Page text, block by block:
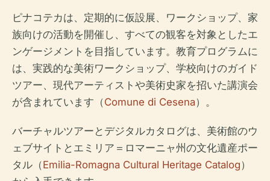
ピナコテカは、定期的に仮設展、ワークショップ、家
族向けの活動を開催し、すべての観客を対象としたエ
ンゲージメントを目指しています。教育プログラムに
は、実践的な美術ワークショップ、学校向けのガイド
ツアー、現代アーティストや美術史家を招いた講演会
が含まれています（Comune di Cesena）。
バーチャルツアーとデジタルカタログは、美術館のウ
ェブサイトとエミリア＝ロマーニャ州の文化遺産ポー
タル（Emilia-Romagna Cultural Heritage Catalog）